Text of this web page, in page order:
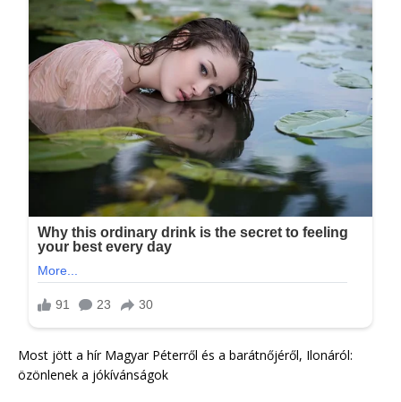
Most jött a hír Magyar Péterről és a barátnőjéről, Ilonáról:
özönlenek a jókívánságok